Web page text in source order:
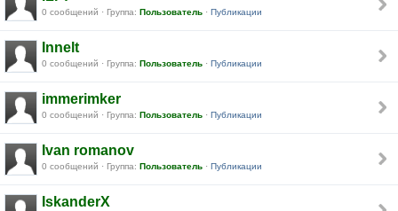
0 сообщений · Группа: Пользователь · Публикации
Innelt
0 сообщений · Группа: Пользователь · Публикации
immerimker
0 сообщений · Группа: Пользователь · Публикации
Ivan romanov
0 сообщений · Группа: Пользователь · Публикации
IskanderX